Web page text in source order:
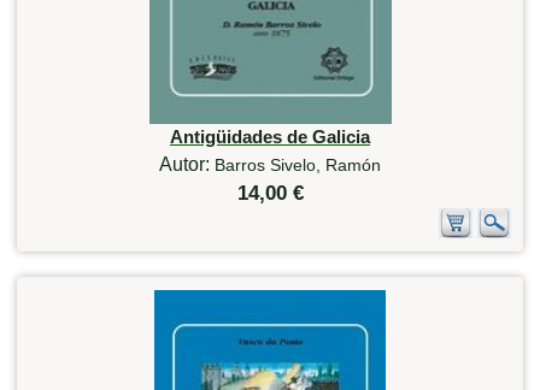
Antigüidades de Galicia
Autor: Barros Sivelo, Ramón
14,00 €